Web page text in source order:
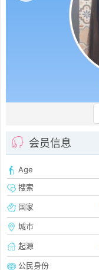
会员信息
Age
搜索
国家
城市
起源
公民身份